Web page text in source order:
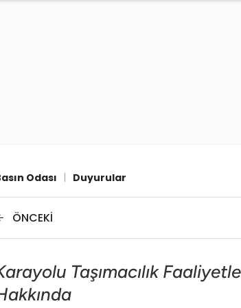
Odası Duyurular
ÖNCEKI
Taşımacılık